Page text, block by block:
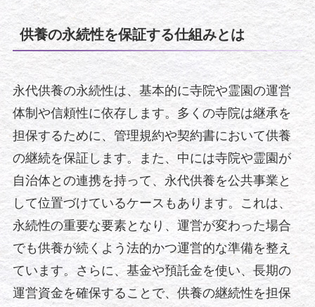
供養の永続性を保証する仕組みとは
永代供養の永続性は、基本的に寺院や霊園の運営
体制や信頼性に依存します。多くの寺院は継承を
担保するために、管理規約や契約書において供養
の継続を保証します。また、中には寺院や霊園が
自治体との連携を持って、永代供養を公共事業と
して位置づけているケースもあります。これは、
永続性の重要な要素となり、運営が変わった場合
でも供養が続くよう法的かつ運営的な準備を整え
ています。さらに、基金や預託金を使い、長期の
運営資金を確保することで、供養の継続性を担保